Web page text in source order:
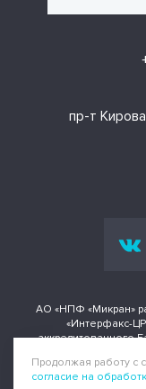
пр-т
АО «НПФ «Микран»
«Интерфакс-
аккредитованного
Продолжая работу с
согласие на